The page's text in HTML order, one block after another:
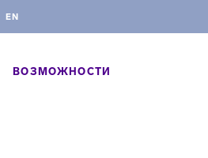
EN
ВОЗМОЖНОСТИ